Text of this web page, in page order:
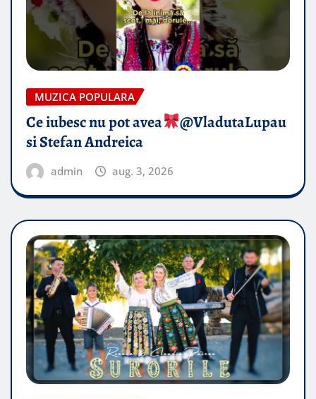
MUZICA POPULARA
Ce iubesc nu pot avea
​@VladutaLupau
si Stefan Andreica
admin aug. 3, 2026